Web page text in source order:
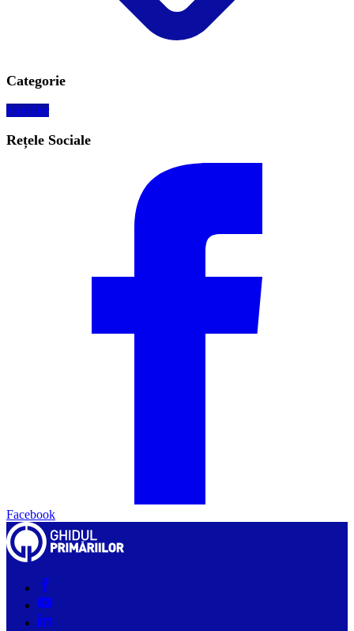
Categorie
Mobilier
Rețele Sociale
Facebook